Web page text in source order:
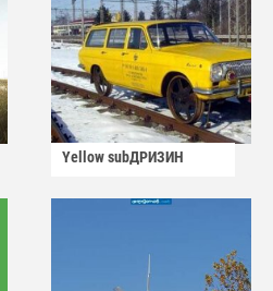
Yellow subДРИЗИН